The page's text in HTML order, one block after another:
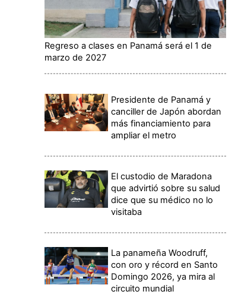
Regreso a clases en Panamá será el 1 de
marzo de 2027
Presidente de Panamá y
canciller de Japón abordan
más financiamiento para
ampliar el metro
El custodio de Maradona
que advirtió sobre su salud
dice que su médico no lo
visitaba
La panameña Woodruff,
con oro y récord en Santo
Domingo 2026, ya mira al
circuito mundial